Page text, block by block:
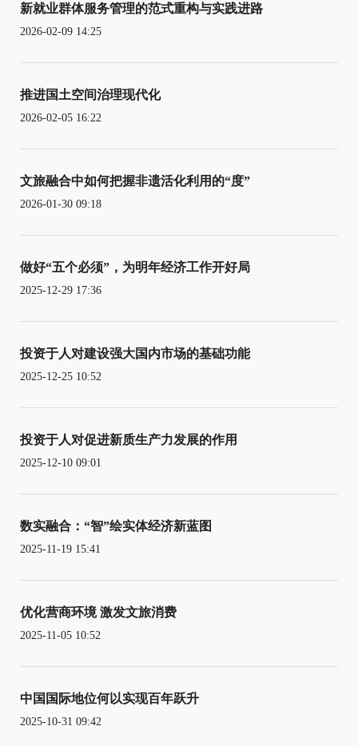
新就业群体服务管理的范式重构与实践进路
2026-02-09 14:25
推进国土空间治理现代化
2026-02-05 16:22
文旅融合中如何把握非遗活化利用的“度”
2026-01-30 09:18
做好“五个必须”，为明年经济工作开好局
2025-12-29 17:36
投资于人对建设强大国内市场的基础功能
2025-12-25 10:52
投资于人对促进新质生产力发展的作用
2025-12-10 09:01
数实融合：“智”绘实体经济新蓝图
2025-11-19 15:41
优化营商环境 激发文旅消费
2025-11-05 10:52
中国国际地位何以实现百年跃升
2025-10-31 09:42